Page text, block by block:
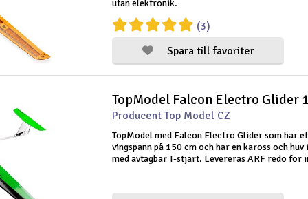
utan elektronik.
Spara till favoriter
(3)
TopModel Falcon Electro Glider
Producent Top Model CZ
TopModel med Falcon Electro Glider som har
vingspann på 150 cm och har en kaross och
med avtagbar T-stjärt. Levereras ARF redo för